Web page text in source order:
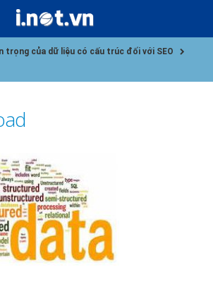
trọng của dữ liệu có cấu trúc đối với SEO